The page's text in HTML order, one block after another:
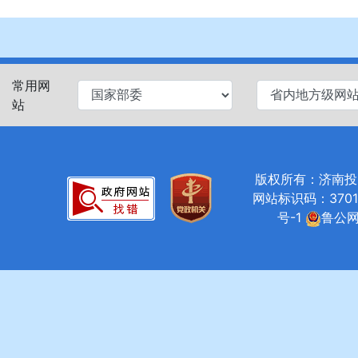
常用网
站
版权所有：济南
网站标识码：
号-1
鲁公